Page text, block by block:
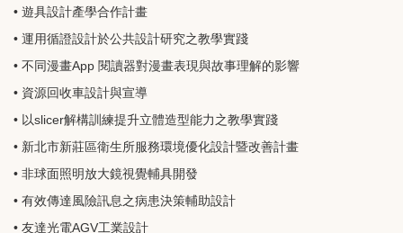
• 遊具設計產學合作計畫
• 運用循證設計於公共設計研究之教學實踐
• 不同漫畫App 閱讀器對漫畫表現與故事理解的影響
• 資源回收車設計與宣導
• 以slicer解構訓練提升立體造型能力之教學實踐
• 新北市新莊區衛生所服務環境優化設計暨改善計畫
• 非球面照明放大鏡視覺輔具開發
• 有效傳達風險訊息之病患決策輔助設計
• 友達光電AGV工業設計